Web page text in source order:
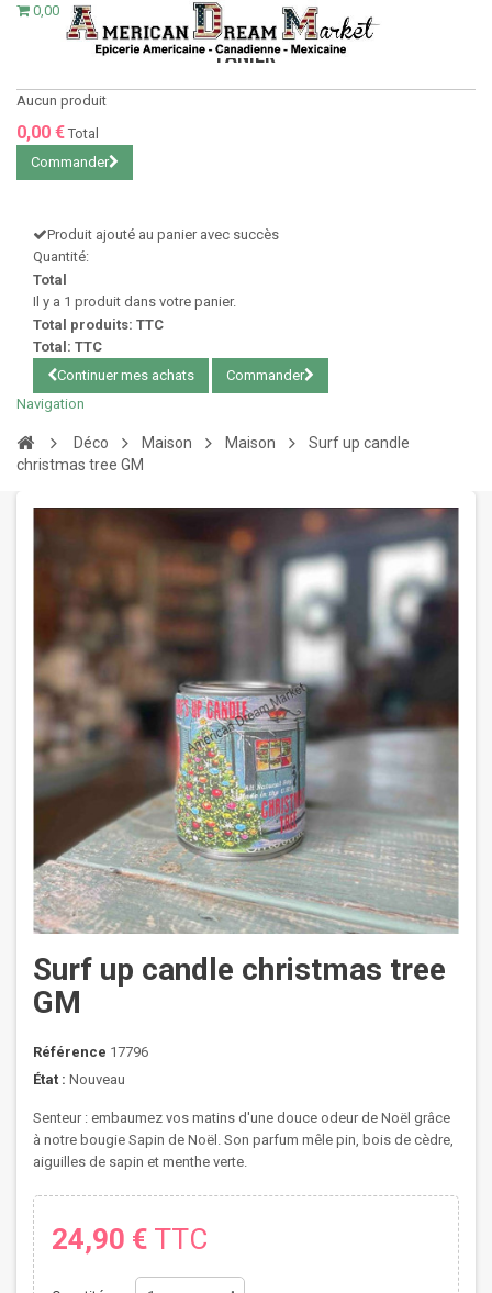
0,00 €
PANIER
Aucun produit
0,00 € Total
Commander
Produit ajouté au panier avec succès
Quantité:
Total
Il y a 1 produit dans votre panier.
Total produits: TTC
Total: TTC
Continuer mes achats
Commander
Navigation
Déco Maison Maison
Surf up candle
christmas tree GM
Surf up candle christmas tree
GM
Référence 17796
État : Nouveau
Senteur : embaumez vos matins d'une douce odeur de Noël grâce
à notre bougie Sapin de Noël. Son parfum mêle pin, bois de cèdre,
aiguilles de sapin et menthe verte.
24,90 € TTC